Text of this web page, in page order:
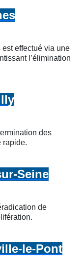
effectué via une
l’élimination
des
rapide.
Seine
de
le-Pont